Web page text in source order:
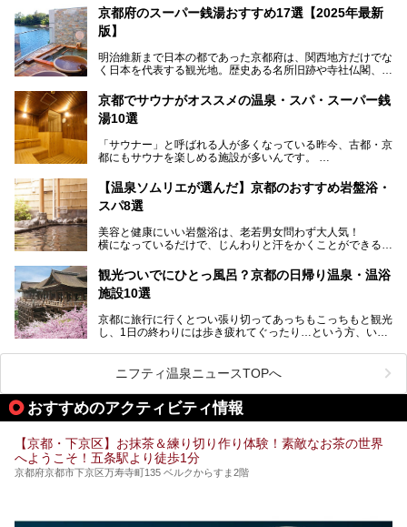
ます。今回案内するのは西地区に今も残る2軒の銭湯「日の
出湯」と「若の湯」。いずれも国の登録有形文化財に指定さ
れた歴史ある建物でありながら、今も現役のお風呂屋さんで
漁師町や商店街で働く人々を支えてきたこの2軒の銭湯とと
ます。
───
この記事は京都府舞鶴市のPR記事です。
京都府のスーパー銭湯おすすめ17選【2025年最新
版】
明治維新まで日本の都であった京都府は、関西地方だけでな
く日本を代表する観光地。歴史ある名所旧跡や寺社仏閣、そ
今回は、そんな京都府で2025年現在おすすめのスーパー銭
湯を紹介します。
部でレジャー気分を満喫できる温泉施設まで、好みのスーパ
ー銭湯を探してみてくださいね。
京都でサウナがオススメの温泉・スパ・スーパー銭
湯10選
「サウナー」と呼ばれる人が多くなっている昨今、古都・京
都にもサウナを楽しめる施設が多いんです。
自分の好きなサウナを探すのもいいですが、さまざまなサウ
ナを体感してみたいですよね。
のある温浴施設を紹介します。
ウナを楽しみましょう！
【温泉ソムリエが選んだ】京都のおすすめ岩盤浴・
スパ8選
美容と健康にいい岩盤浴は、老若男女問わず大人気！
横になっているだけで、じんわりと汗をかくことができるの
地元の方はもちろん、旅先としても人気の京都。
観光のついでに岩盤浴のある温泉に浸かってリフレッシュす
今回は京都にある岩盤浴のある施設をピックアップしてご紹
観光ついでにひとっ風呂？京都の日帰り温泉・温浴
施設10選
京都に旅行に行くとつい張り切ってあっちもこっちもと観光
し、1日の終わりには歩き疲れてぐったり…という方、いま
そんな疲れた身体には温泉です！京都には、市内にも郊外に
も素晴らしい温泉がたくさんあります。そこで、日帰り利用
できるおすすめの温泉・温浴施設をまとめてみました。
ニフティ温泉ニュースTOPへ
おすすめのアクティビティ情報
【京都・下京区】お抹茶＆練り切り作り体験！素敵なお茶の世界
へようこそ！五条駅より徒歩1分
京都府京都市下京区万寿寺町135 ベルクからすま2階